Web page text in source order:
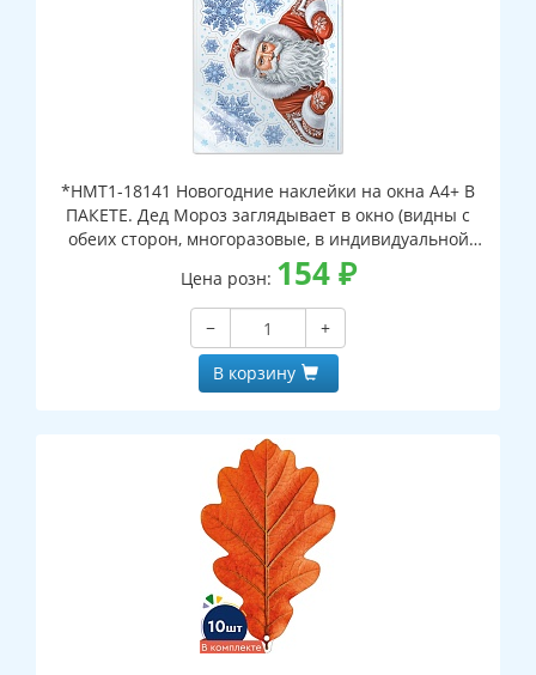
*НМТ1-18141 Новогодние наклейки на окна А4+ В
ПАКЕТЕ. Дед Мороз заглядывает в окно (видны с
обеих сторон, многоразовые, в индивидуальной
упаковке, с европодвесом и клеевым клапаном)
Цена розн: 154₽
−
+
В корзину